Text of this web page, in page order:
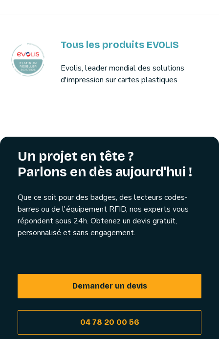
Tous les produits EVOLIS
Evolis, leader mondial des solutions
d'impression sur cartes plastiques
Un projet en tête ?
Parlons en dès aujourd'hui !
Que ce soit pour des badges, des lecteurs codes-
barres ou de l'équipement RFID, nos experts vous
répondent sous 24h. Obtenez un devis gratuit,
personnalisé et sans engagement.
Demander un devis
04 78 20 00 56